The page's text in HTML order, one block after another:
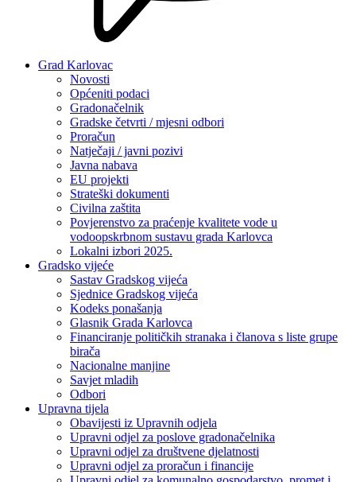
Grad Karlovac
Novosti
Općeniti podaci
Gradonačelnik
Gradske četvrti / mjesni odbori
Proračun
Natječaji / javni pozivi
Javna nabava
EU projekti
Strateški dokumenti
Civilna zaštita
Povjerenstvo za praćenje kvalitete vode u
vodoopskrbnom sustavu grada Karlovca
Lokalni izbori 2025.
Gradsko vijeće
Sastav Gradskog vijeća
Sjednice Gradskog vijeća
Kodeks ponašanja
Glasnik Grada Karlovca
Financiranje političkih stranaka i članova s liste grupe
birača
Nacionalne manjine
Savjet mladih
Odbori
Upravna tijela
Obavijesti iz Upravnih odjela
Upravni odjel za poslove gradonačelnika
Upravni odjel za društvene djelatnosti
Upravni odjel za proračun i financije